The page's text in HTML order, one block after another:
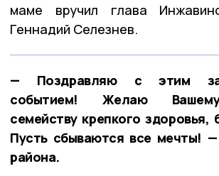
маме вручил глава
Геннадий Селезнев.
— Поздравляю с этим
событием! Желаю
семейству крепкого здоровья,
Пусть сбываются все мечты! —
района.